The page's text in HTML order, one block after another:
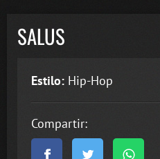
SALUS
Estilo: Hip-Hop
Compartir: